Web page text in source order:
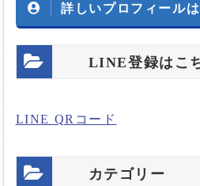
詳しいプロフィール
LINE登録はこ
LINE QRコード
カテゴリー